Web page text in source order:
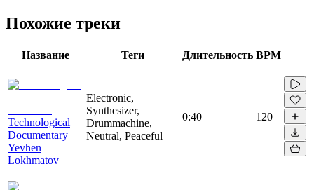
Похожие треки
Название Теги Длительность BPM
Technological
Documentary
Yevhen
Lokhmatov
Electronic,
Synthesizer,
Drummachine,
Neutral, Peaceful
0:40 120